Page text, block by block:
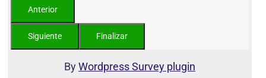
ByWordpress Survey plugin